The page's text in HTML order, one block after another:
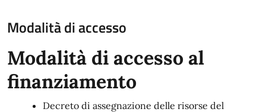
Modalità di accesso
Modalità di accesso al
finanziamento
Decreto di assegnazione delle risorse del